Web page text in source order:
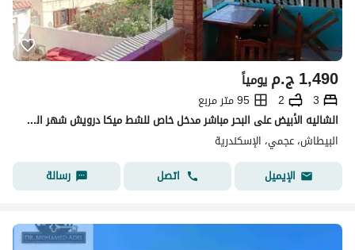
ج.م1,490 يومياً
3
2
95 متر مربع
الشاليه الأبيض على البحر مباشر مدخل خاص للشط ميكا درويش شهر العسل البيطاش العجمي الإسكندرية
البيطاش، عجمي، الإسكندرية
الإيميل
اتصل رسالة